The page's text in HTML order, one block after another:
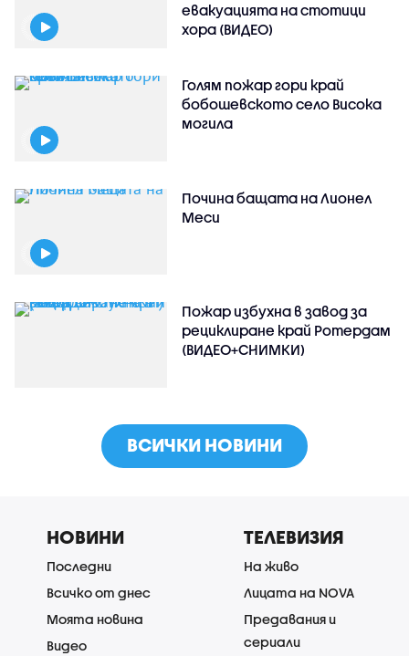
евакуацията на стотици
хора (ВИДЕО)
Голям пожар гори край
бобошевското село Висока
могила
Почина бащата на Лионел
Меси
Пожар избухна в завод за
рециклиране край Ротердам
(ВИДЕО+СНИМКИ)
ВСИЧКИ НОВИНИ
НОВИНИ
Последни
Всичко от днес
Моята новина
Видео
ТЕЛЕВИЗИЯ
На живо
Лицата на NOVA
Предавания и
сериали